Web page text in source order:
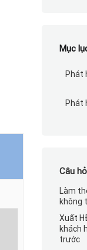
Mục
Phát
Phát
Câu
Làm
không
Xuất
khách
trước